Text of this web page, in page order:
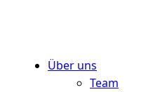
Über uns
Team